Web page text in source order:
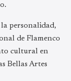
personalidad,
de Flamenco
cultural en
Bellas Artes